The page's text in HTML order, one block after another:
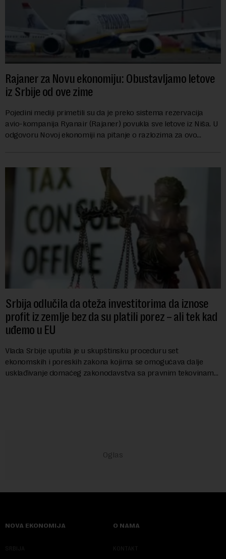
Rajaner za Novu ekonomiju: Obustavljamo letove
iz Srbije od ove zime
Pojedini mediji primetili su da je preko sistema rezervacija
avio-kompanija Ryanair (Rajaner) povukla sve letove iz Niša. U
odgovoru Novoj ekonomiji na pitanje o razlozima za ovo
Srbija odlučila da oteža investitorima da iznose
profit iz zemlje bez da su platili porez – ali tek kad
uđemo u EU
Vlada Srbije uputila je u skupštinsku proceduru set
ekonomskih i poreskih zakona kojima se omogućava dalje
usklađivanje domaćeg zakonodavstva sa pravnim tekovinama
NOVA EKONOMIJA
SRBIJA
O NAMA
KONTAKT